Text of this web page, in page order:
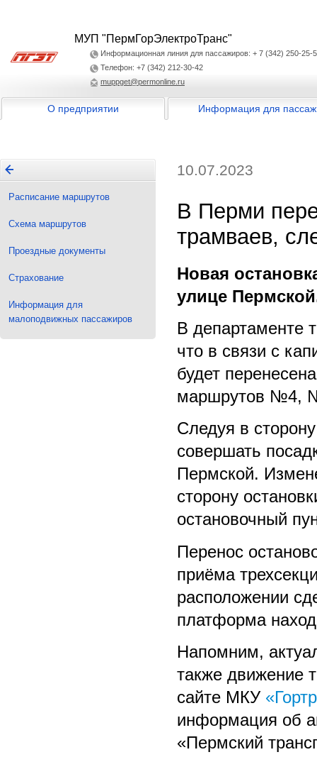
МУП "ПермГорЭлектроТранс"
Информационная линия для пассажиров: + 7 (342) 250-25-
Телефон: +7 (342) 212-30-42
muppget@permonline.ru
О предприятии Информация для
Расписание маршрутов
Схема маршрутов
Проездные документы
Страхование
Информация для
малоподвижных пассажиров
10.07.2023
В Перми
трамваев,
Новая
улице
В департаменте
что в связи с
будет
маршрутов №4,
Следуя в
совершать
Пермской.
сторону
остановочный
Перенос
приёма
расположении
платформа
Напомним,
также движение
сайте МКУ
информация об
«Пермский